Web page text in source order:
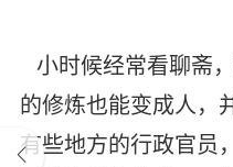
小时候经常看聊斋
的修炼也能变成人，
有些地方的行政官员